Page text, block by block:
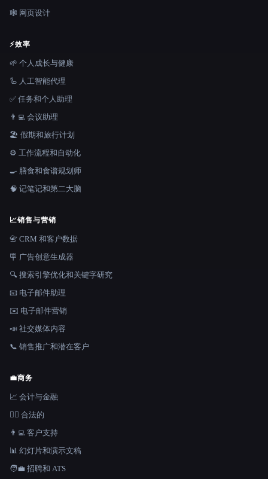
🕸 网页设计
⚡效率
🌱 个人成长与健康
🦾 人工智能代理
✅ 任务和个人助理
👨‍💻 会议助理
🏖 假期和旅行计划
⚙️ 工作流程和自动化
🍳 膳食和食谱规划师
🧠 记笔记和第二大脑
📈销售与营销
📇 CRM 和客户数据
🪧 广告创意生成器
🔍 搜索引擎优化和关键字研究
📧 电子邮件助理
✉️ 电子邮件营销
📣 社交媒体内容
📞 销售推广和潜在客户
💼商务
📈 会计与金融
👩‍⚖️ 合法的
👨‍💻 客户支持
📊 幻灯片和演示文稿
🧑‍💼 招聘和 ATS